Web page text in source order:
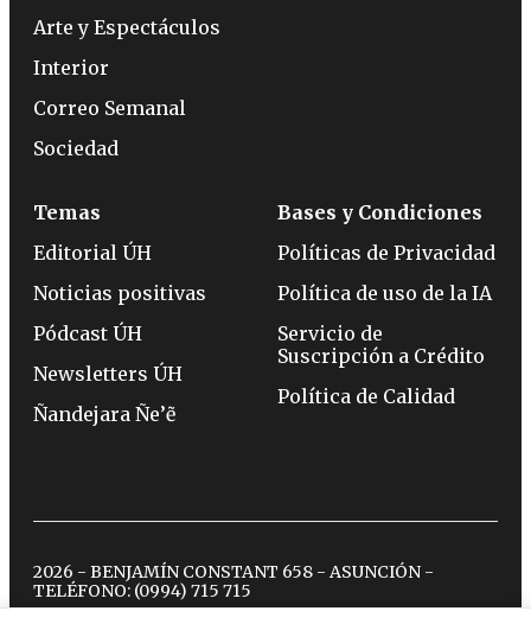
Arte y Espectáculos
Interior
Correo Semanal
Sociedad
Temas
Editorial ÚH
Noticias positivas
Pódcast ÚH
Newsletters ÚH
Ñandejara Ñe’ẽ
Bases y Condiciones
Políticas de Privacidad
Política de uso de la IA
Servicio de
Suscripción a Crédito
Política de Calidad
2026 - BENJAMÍN CONSTANT 658 - ASUNCIÓN -
TELÉFONO: (0994) 715 715